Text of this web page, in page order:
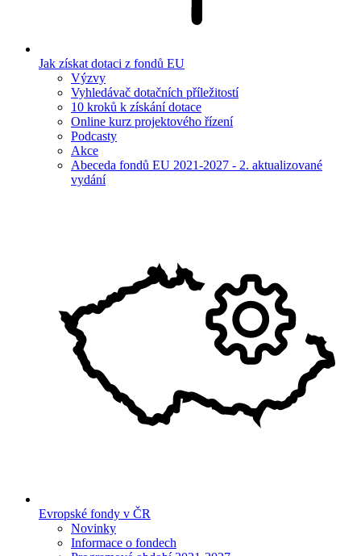
Jak získat dotaci z fondů EU
Výzvy
Vyhledávač dotačních příležitostí
10 kroků k získání dotace
Online kurz projektového řízení
Podcasty
Akce
Abeceda fondů EU 2021-2027 - 2. aktualizované
vydání
Evropské fondy v ČR
Novinky
Informace o fondech